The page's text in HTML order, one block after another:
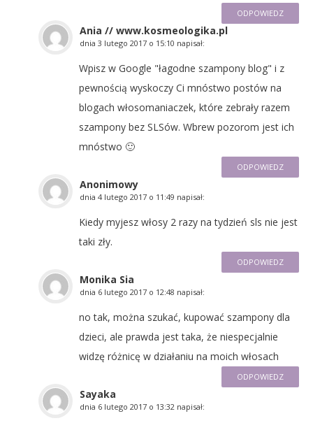
ODPOWIEDZ
Ania // www.kosmeologika.pl
dnia 3 lutego 2017 o 15:10 napisał:
Wpisz w Google "łagodne szampony blog" i z
pewnością wyskoczy Ci mnóstwo postów na
blogach włosomaniaczek, które zebrały razem
szampony bez SLSów. Wbrew pozorom jest ich
mnóstwo 🙂
ODPOWIEDZ
Anonimowy
dnia 4 lutego 2017 o 11:49 napisał:
Kiedy myjesz włosy 2 razy na tydzień sls nie jest
taki zły.
ODPOWIEDZ
Monika Sia
dnia 6 lutego 2017 o 12:48 napisał:
no tak, można szukać, kupować szampony dla
dzieci, ale prawda jest taka, że niespecjalnie
widzę różnicę w działaniu na moich włosach
ODPOWIEDZ
Sayaka
dnia 6 lutego 2017 o 13:32 napisał: